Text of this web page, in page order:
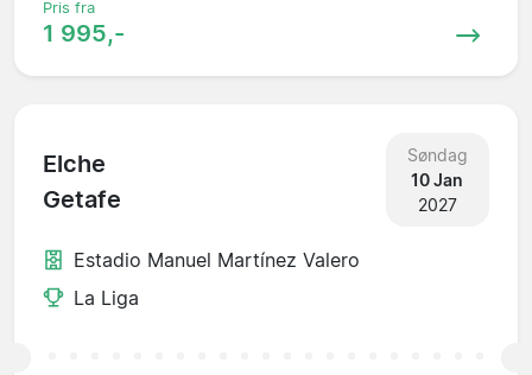
Pris fra
1 995,-
Elche
Getafe
Søndag
10 Jan
2027
Estadio Manuel Martínez Valero
La Liga